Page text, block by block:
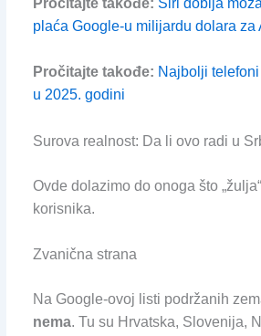
plaća Google-u milijardu dolara za
Pročitajte takođe: Najbolji
u 2025. godini
Surova realnost: Da li ovo radi u
Ovde dolazimo do onoga što
korisnika.
Zvanična strana
Na Google-ovoj listi podržanih
nema. Tu su Hrvatska, Slovenija,